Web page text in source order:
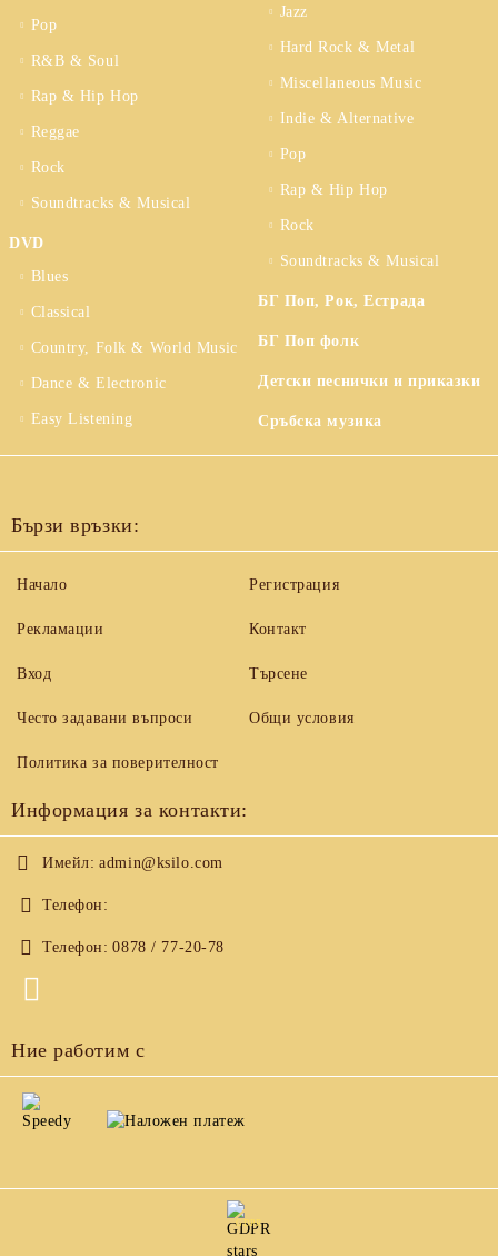
Pop
R&B & Soul
Rap & Hip Hop
Reggae
Rock
Soundtracks & Musical
DVD
Blues
Classical
Country, Folk & World Music
Dance & Electronic
Easy Listening
Jazz
Hard Rock & Metal
Miscellaneous Music
Indie & Alternative
Pop
Rap & Hip Hop
Rock
Soundtracks & Musical
БГ Поп, Рок, Естрада
БГ Поп фолк
Детски песнички и приказки
Сръбска музика
Бързи връзки:
Начало
Рекламации
Вход
Често задавани въпроси
Регистрация
Контакт
Търсене
Общи условия
Политика за поверителност
Информация за контакти:
Имейл: admin@ksilo.com
Телефон:
Телефон: 0878 / 77-20-78
Ние работим с
GDPR